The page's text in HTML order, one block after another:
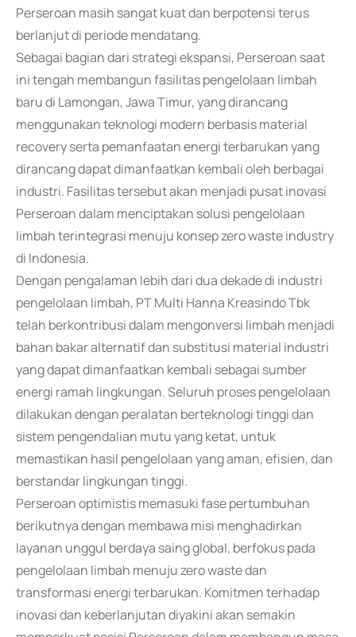
Perseroan masih sangat kuat dan berpotensi terus
berlanjut di periode mendatang.
Sebagai bagian dari strategi ekspansi, Perseroan saat
ini tengah membangun fasilitas pengelolaan limbah
baru di Lamongan, Jawa Timur, yang dirancang
menggunakan teknologi modern berbasis material
recovery serta pemanfaatan energi terbarukan yang
dirancang dapat dimanfaatkan kembali oleh berbagai
industri. Fasilitas tersebut akan menjadi pusat inovasi
Perseroan dalam menciptakan solusi pengelolaan
limbah terintegrasi menuju konsep zero waste industry
di Indonesia.
Dengan pengalaman lebih dari dua dekade di industri
pengelolaan limbah, PT Multi Hanna Kreasindo Tbk
telah berkontribusi dalam mengonversi limbah menjadi
bahan bakar alternatif dan substitusi material industri
yang dapat dimanfaatkan kembali sebagai sumber
energi ramah lingkungan. Seluruh proses pengelolaan
dilakukan dengan peralatan berteknologi tinggi dan
sistem pengendalian mutu yang ketat, untuk
memastikan hasil pengelolaan yang aman, efisien, dan
berstandar lingkungan tinggi.
Perseroan optimistis memasuki fase pertumbuhan
berikutnya dengan membawa misi menghadirkan
layanan unggul berdaya saing global, berfokus pada
pengelolaan limbah menuju zero waste dan
transformasi energi terbarukan. Komitmen terhadap
inovasi dan keberlanjutan diyakini akan semakin